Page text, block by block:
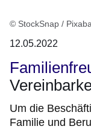
© StockSnap /
12.05.2022
Um die
Familie und